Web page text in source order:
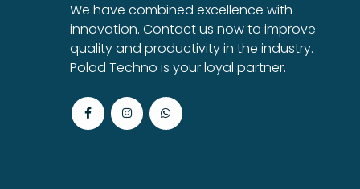
We have combined excellence with
innovation. Contact us now to improve
quality and productivity in the industry.
Polad Techno is your loyal partner.